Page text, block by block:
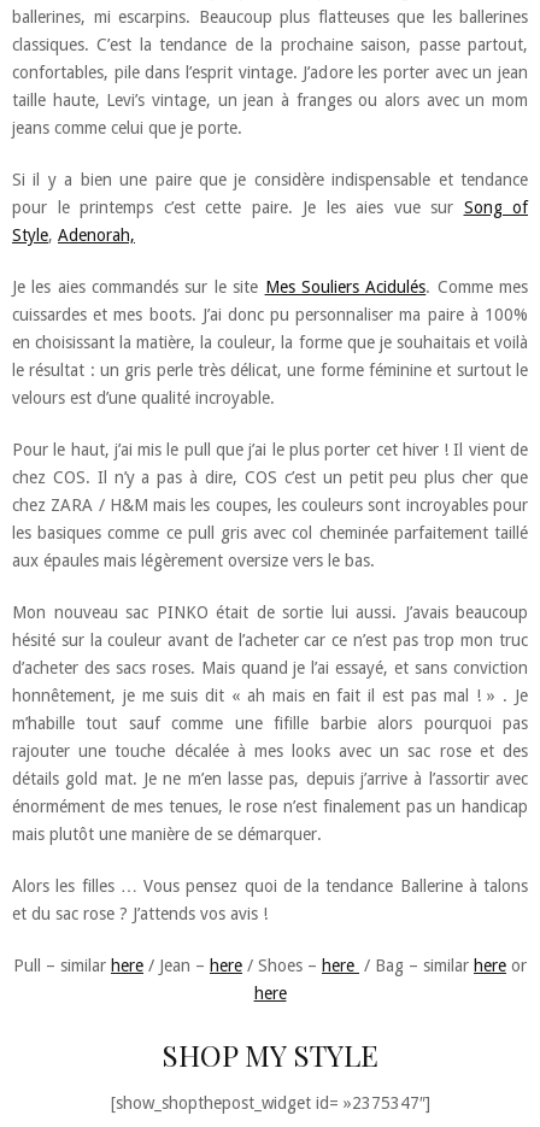
ballerines, mi escarpins. Beaucoup plus flatteuses que les ballerines
classiques. C’est la tendance de la prochaine saison, passe partout,
confortables, pile dans l’esprit vintage. J’adore les porter avec un jean
taille haute, Levi’s vintage, un jean à franges ou alors avec un mom
jeans comme celui que je porte.
Si il y a bien une paire que je considère indispensable et tendance
pour le printemps c’est cette paire. Je les aies vue sur Song of
Style, Adenorah,
Je les aies commandés sur le site Mes Souliers Acidulés. Comme mes
cuissardes et mes boots. J’ai donc pu personnaliser ma paire à 100%
en choisissant la matière, la couleur, la forme que je souhaitais et voilà
le résultat : un gris perle très délicat, une forme féminine et surtout le
velours est d’une qualité incroyable.
Pour le haut, j’ai mis le pull que j’ai le plus porter cet hiver ! Il vient de
chez COS. Il n’y a pas à dire, COS c’est un petit peu plus cher que
chez ZARA / H&M mais les coupes, les couleurs sont incroyables pour
les basiques comme ce pull gris avec col cheminée parfaitement taillé
aux épaules mais légèrement oversize vers le bas.
Mon nouveau sac PINKO était de sortie lui aussi. J’avais beaucoup
hésité sur la couleur avant de l’acheter car ce n’est pas trop mon truc
d’acheter des sacs roses. Mais quand je l’ai essayé, et sans conviction
honnêtement, je me suis dit « ah mais en fait il est pas mal ! » . Je
m’habille tout sauf comme une fifille barbie alors pourquoi pas
rajouter une touche décalée à mes looks avec un sac rose et des
détails gold mat. Je ne m’en lasse pas, depuis j’arrive à l’assortir avec
énormément de mes tenues, le rose n’est finalement pas un handicap
mais plutôt une manière de se démarquer.
Alors les filles … Vous pensez quoi de la tendance Ballerine à talons
et du sac rose ? J’attends vos avis !
Pull – similar here / Jean – here / Shoes – here / Bag – similar here or
here
SHOP MY STYLE
[show_shopthepost_widget id= »2375347″]